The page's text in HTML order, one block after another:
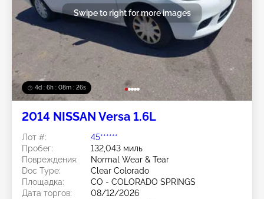
4d : 6h : 08m : 24s
Swipe to right for more images
2014 NISSAN Versa 1.6L
Лот #:
45******
Пробег:
132,043 миль
Повреждения:
Normal Wear & Tear
Doc Type:
Clear Colorado
Площадка:
CO - COLORADO SPRINGS
Дата торгов:
08/12/2026